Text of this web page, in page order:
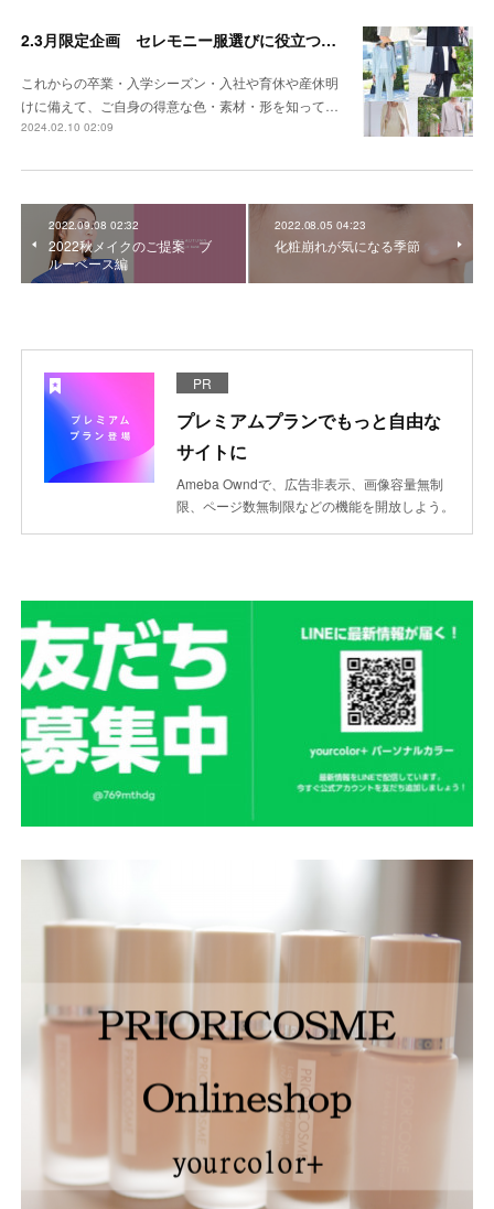
2.3月限定企画 セレモニー服選びに役立つパーソナルカラー
これからの卒業・入学シーズン・入社や育休や産休明
けに備えて、ご自身の得意な色・素材・形を知って…
2024.02.10 02:09
2022.09.08 02:32
2022秋メイクのご提案 ブ
ルーベース編
2022.08.05 04:23
化粧崩れが気になる季節
PR
プレミアムプランでもっと自由な
サイトに
Ameba Owndで、広告非表示、画像容量無制
限、ページ数無制限などの機能を開放しよう。